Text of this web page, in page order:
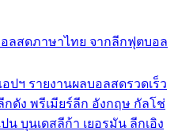
อลสดภาษาไทย จากลีกฟุตบอล
ปฯ รายงานผลบอลสดรวดเร็ว
ดัง พรีเมียร์ลีก อังกฤษ กัลโช่
น บุนเดสลีก้า เยอรมัน ลีกเอิง